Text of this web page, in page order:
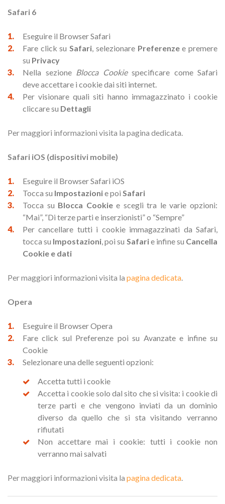
Safari 6
Eseguire il Browser Safari
Fare click su Safari , selezionare Preferenzee premere
su Privacy
Nella sezione Blocca Cookiespecificare come Safari
deve accettare i cookie dai siti internet.
Per visionare quali siti hanno immagazzinato i cookie
cliccare su Dettagli
Per maggiori informazioni visita la pagina dedicata.
Safari iOS (dispositivi mobile)
Eseguire il Browser Safari iOS
Tocca su Impostazionie poi Safari
Tocca su Blocca Cookiee scegli tra le varie opzioni:
“Mai”, “Di terze parti e inserzionisti” o “Sempre”
Per cancellare tutti i cookie immagazzinati da Safari,
tocca su Impostazioni , poi su Safarie infine su Cancella
Cookie e dati
Per maggiori informazioni visita la pagina dedicata
Opera
Eseguire il Browser Opera
Fare click sul Preferenze poi su Avanzate e infine su
Cookie
Selezionare una delle seguenti opzioni:
Accetta tutti i cookie
Accetta i cookie solo dal sito che si visita: i cookie di
terze parti e che vengono inviati da un dominio
diverso da quello che si sta visitando verranno
rifiutati
Non accettare mai i cookie: tutti i cookie non
verranno mai salvati
Per maggiori informazioni visita la pagina dedicata.